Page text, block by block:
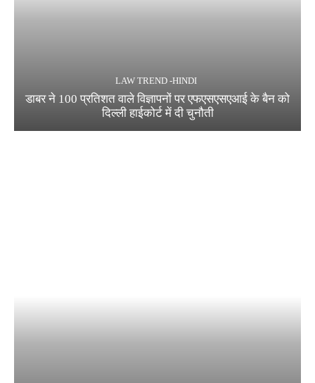
LAW TREND -HINDI
डाबर ने 100 प्रतिशत वाले विज्ञापनों पर एफएसएसएआई के बैन को
दिल्ली हाईकोर्ट में दी चुनौती